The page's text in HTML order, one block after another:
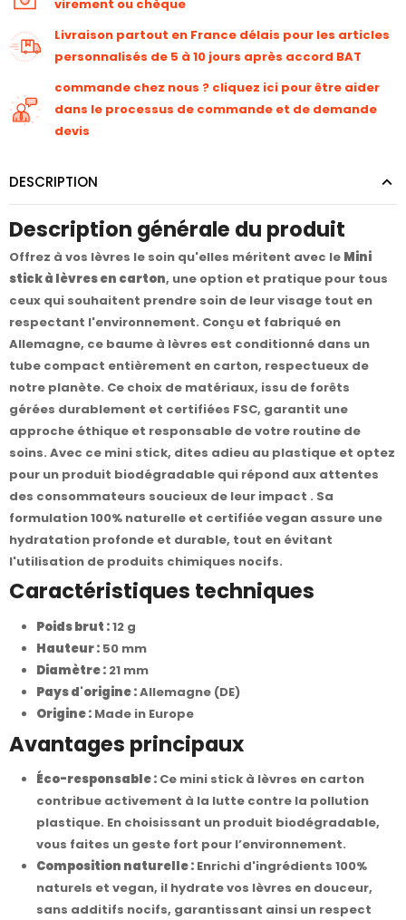
virement ou chèque
Livraison partout en France délais pour les articles
personnalisés de 5 à 10 jours après accord BAT
commande chez nous ? cliquez ici pour être aider
dans le processus de commande et de demande
devis
DESCRIPTION
Description générale du produit
Offrez à vos lèvres le soin qu'elles méritent avec le Mini
stick à lèvres en carton, une option et pratique pour tous
ceux qui souhaitent prendre soin de leur visage tout en
respectant l'environnement. Conçu et fabriqué en
Allemagne, ce baume à lèvres est conditionné dans un
tube compact entièrement en carton, respectueux de
notre planète. Ce choix de matériaux, issu de forêts
gérées durablement et certifiées FSC, garantit une
approche éthique et responsable de votre routine de
soins. Avec ce mini stick, dites adieu au plastique et optez
pour un produit biodégradable qui répond aux attentes
des consommateurs soucieux de leur impact . Sa
formulation 100% naturelle et certifiée vegan assure une
hydratation profonde et durable, tout en évitant
l'utilisation de produits chimiques nocifs.
Caractéristiques techniques
Poids brut :12 g
Hauteur : 50 mm
Diamètre : 21 mm
Pays d'origine :Allemagne (DE)
Origine : Made in Europe
Avantages principaux
Éco-responsable : Ce mini stick à lèvres en carton
contribue activement à la lutte contre la pollution
plastique. En choisissant un produit biodégradable,
vous faites un geste fort pour l’environnement.
Composition naturelle : Enrichi d'ingrédients 100%
naturels et vegan, il hydrate vos lèvres en douceur,
sans additifs nocifs, garantissant ainsi un respect